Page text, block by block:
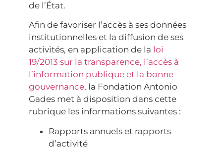
de l’État.
Afin de favoriser l’accès à ses données
institutionnelles et la diffusion de ses
activités, en application de la loi
19/2013 sur la transparence, l’accès à
l’information publique et la bonne
gouvernance, la Fondation Antonio
Gades met à disposition dans cette
rubrique les informations suivantes :
Rapports annuels et rapports
d’activité